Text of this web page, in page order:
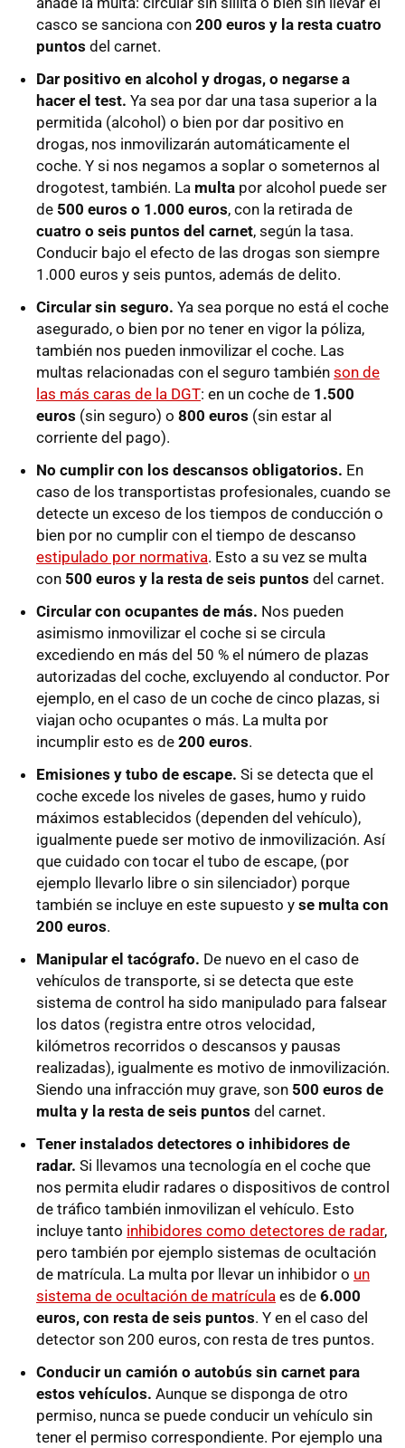
casco se sanciona con 200 euros y la resta cuatro
puntos del carnet.
Dar positivo en alcohol y drogas, o negarse a
hacer el test. Ya sea por dar una tasa superior a la
permitida (alcohol) o bien por dar positivo en
drogas, nos inmovilizarán automáticamente el
coche. Y si nos negamos a soplar o someternos al
drogotest, también. La multa por alcohol puede ser
de 500 euros o 1.000 euros, con la retirada de
cuatro o seis puntos del carnet, según la tasa.
Conducir bajo el efecto de las drogas son siempre
1.000 euros y seis puntos, además de delito.
Circular sin seguro. Ya sea porque no está el coche
asegurado, o bien por no tener en vigor la póliza,
también nos pueden inmovilizar el coche. Las
multas relacionadas con el seguro también son de
las más caras de la DGT: en un coche de 1.500
euros (sin seguro) o 800 euros (sin estar al
corriente del pago).
No cumplir con los descansos obligatorios. En
caso de los transportistas profesionales, cuando se
detecte un exceso de los tiempos de conducción o
bien por no cumplir con el tiempo de descanso
estipulado por normativa. Esto a su vez se multa
con 500 euros y la resta de seis puntos del carnet.
Circular con ocupantes de más. Nos pueden
asimismo inmovilizar el coche si se circula
excediendo en más del 50 % el número de plazas
autorizadas del coche, excluyendo al conductor. Por
ejemplo, en el caso de un coche de cinco plazas, si
viajan ocho ocupantes o más. La multa por
incumplir esto es de 200 euros.
Emisiones y tubo de escape. Si se detecta que el
coche excede los niveles de gases, humo y ruido
máximos establecidos (dependen del vehículo),
igualmente puede ser motivo de inmovilización. Así
que cuidado con tocar el tubo de escape, (por
ejemplo llevarlo libre o sin silenciador) porque
también se incluye en este supuesto y se multa con
200 euros.
Manipular el tacógrafo. De nuevo en el caso de
vehículos de transporte, si se detecta que este
sistema de control ha sido manipulado para falsear
los datos (registra entre otros velocidad,
kilómetros recorridos o descansos y pausas
realizadas), igualmente es motivo de inmovilización.
Siendo una infracción muy grave, son 500 euros de
multa y la resta de seis puntos del carnet.
Tener instalados detectores o inhibidores de
radar. Si llevamos una tecnología en el coche que
nos permita eludir radares o dispositivos de control
de tráfico también inmovilizan el vehículo. Esto
incluye tanto inhibidores como detectores de radar,
pero también por ejemplo sistemas de ocultación
de matrícula. La multa por llevar un inhibidor o un
sistema de ocultación de matrícula es de 6.000
euros, con resta de seis puntos. Y en el caso del
detector son 200 euros, con resta de tres puntos.
Conducir un camión o autobús sin carnet para
estos vehículos. Aunque se disponga de otro
permiso, nunca se puede conducir un vehículo sin
tener el permiso correspondiente. Por ejemplo una